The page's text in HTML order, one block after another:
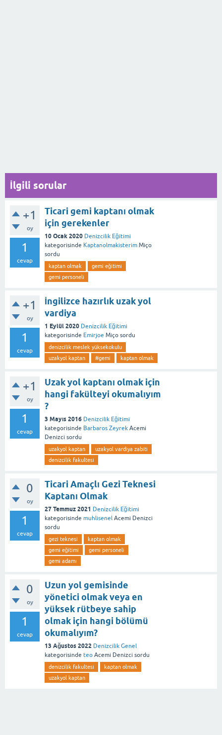
İlgili sorular
+1
oy
1
cevap
Ticari gemi kaptanı olmak
için gerekenler
10 Ocak 2020 Denizcilik Eğitimi
kategorisinde Kaptanolmakisterim Miço
sordu
kaptan olmak
gemi eğitimi
gemi personeli
+1
oy
1
cevap
İngilizce hazırlık uzak yol
vardiya
1 Eylül 2020 Denizcilik Eğitimi
kategorisinde Emirjoe Miço sordu
denizcilik meslek yüksekokulu
uzakyol kaptan
#gemi kaptan olmak
+1
oy
1
cevap
Uzak yol kaptanı olmak için
hangi fakülteyi okumalıyım
?
3 Mayıs 2016 Denizcilik Eğitimi
kategorisinde Barbaros Zeyrek Acemi
Denizci sordu
uzakyol kaptan
uzakyol vardiya zabiti
denizcilik fakultesi
0
oy
1
cevap
Ticari Amaçlı Gezi Teknesi
Kaptanı Olmak
27 Temmuz 2021 Denizcilik Eğitimi
kategorisinde muhlisenel Acemi Denizci
sordu
gezi teknesi
kaptan olmak
gemi eğitimi
gemi personeli
gemi adamı
0
oy
1
cevap
Uzun yol gemisinde
yönetici olmak veya en
yüksek rütbeye sahip
olmak için hangi bölümü
okumalıyım?
13 Ağustos 2022 Denizcilik Genel
kategorisinde teo Acemi Denizci sordu
denizcilik fakultesi
kaptan olmak
uzakyol kaptan